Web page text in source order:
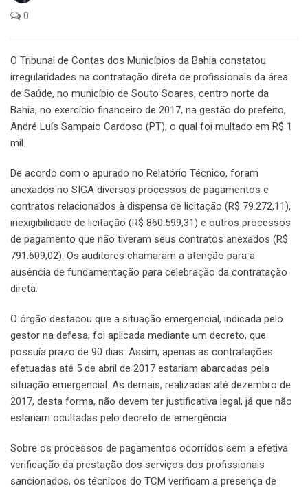
0
O Tribunal de Contas dos Municípios da Bahia constatou
irregularidades na contratação direta de profissionais da área
de Saúde, no município de Souto Soares, centro norte da
Bahia, no exercício financeiro de 2017, na gestão do prefeito,
André Luís Sampaio Cardoso (PT), o qual foi multado em R$ 1
mil.
De acordo com o apurado no Relatório Técnico, foram
anexados no SIGA diversos processos de pagamentos e
contratos relacionados à dispensa de licitação (R$ 79.272,11),
inexigibilidade de licitação (R$ 860.599,31) e outros processos
de pagamento que não tiveram seus contratos anexados (R$
791.609,02). Os auditores chamaram a atenção para a
ausência de fundamentação para celebração da contratação
direta.
O órgão destacou que a situação emergencial, indicada pelo
gestor na defesa, foi aplicada mediante um decreto, que
possuía prazo de 90 dias. Assim, apenas as contratações
efetuadas até 5 de abril de 2017 estariam abarcadas pela
situação emergencial. As demais, realizadas até dezembro de
2017, desta forma, não devem ter justificativa legal, já que não
estariam ocultadas pelo decreto de emergência.
Sobre os processos de pagamentos ocorridos sem a efetiva
verificação da prestação dos serviços dos profissionais
sancionados, os técnicos do TCM verificam a presença de